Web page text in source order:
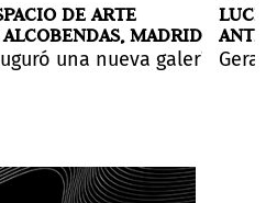
por Kurhaus
de su carrera artística,
Dean, que se
DE ARTE
MADRID
una nueva galería de